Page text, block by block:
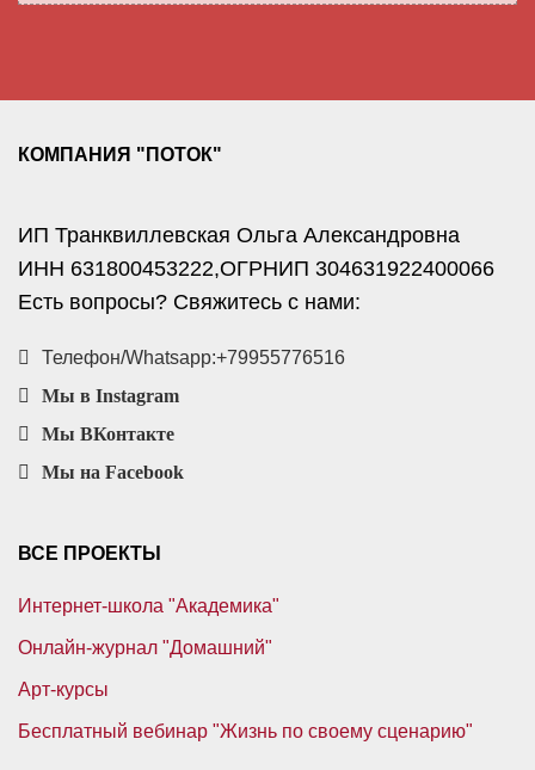
КОМПАНИЯ "ПОТОК"
ИП Транквиллевская Ольга Александровна
ИНН 631800453222,ОГРНИП 304631922400066
Есть вопросы? Свяжитесь с нами:
Телефон/Whatsapp:+79955776516
Мы в Instagram
Мы ВКонтакте
Мы на Facebook
ВСЕ ПРОЕКТЫ
Интернет-школа "Академика"
Онлайн-журнал "Домашний"
Арт-курсы
Бесплатный вебинар "Жизнь по своему сценарию"